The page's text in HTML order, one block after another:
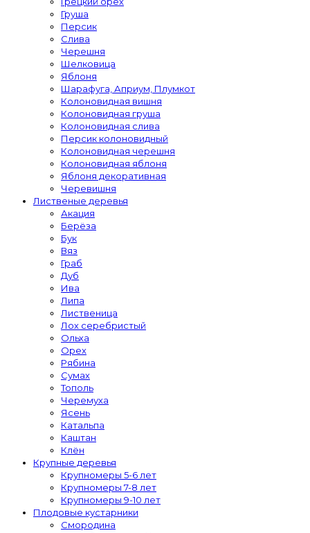
Груша
Персик
Слива
Черешня
Шелковица
Яблоня
Шарафуга, Априум, Плумкот
Колоновидная вишня
Колоновидная груша
Колоновидная слива
Персик колоновидный
Колоновидная черешня
Колоновидная яблоня
Яблоня декоративная
Черевишня
Лиственые деревья
Акация
Берёза
Бук
Вяз
Граб
Дуб
Ива
Липа
Лиственица
Лох серебристый
Ольха
Орех
Рябина
Сумах
Тополь
Черемуха
Ясень
Катальпа
Каштан
Клён
Крупные деревья
Крупномеры 5-6 лет
Крупномеры 7-8 лет
Крупномеры 9-10 лет
Плодовые кустарники
Смородина